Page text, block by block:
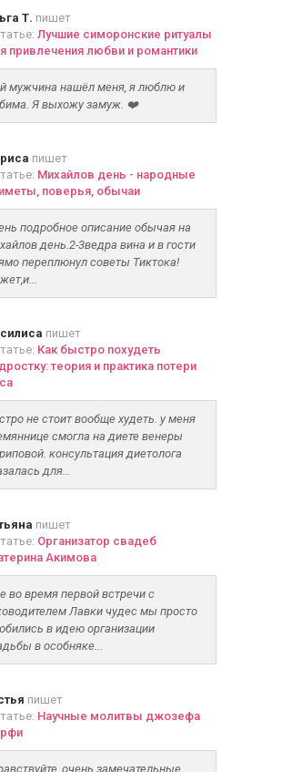
Т. пишет
Лучшие симоронские ритуалы
привлечения любви и романтики
мужчина нашёл меня, я люблю и
Я выхожу замуж. ❤️
пишет
Михайлов день - народные
поверья, обычаи
подробное описание обычая на
день.2-3ведра вина и в гости
переплюнул советы Тиктока!
пишет
Как быстро похудеть
теория и практика потери
не стоит вообще худеть. у меня
смогла на диете венеры
консультация диетолога
для...
пишет
Организатор свадеб
Акимова
во время первой встречи с
Лавки чудес мы просто
в идею организации
в особняке...
пишет
Научные молитвы джозефа
очень замечательные